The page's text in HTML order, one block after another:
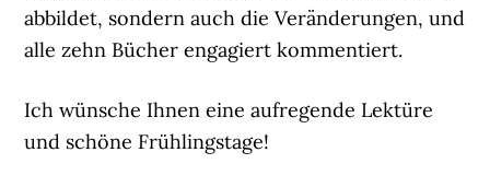
abbildet, sondern auch die Veränderungen, und
alle zehn Bücher engagiert kommentiert.
Ich wünsche Ihnen eine aufregende Lektüre
und schöne Frühlingstage!